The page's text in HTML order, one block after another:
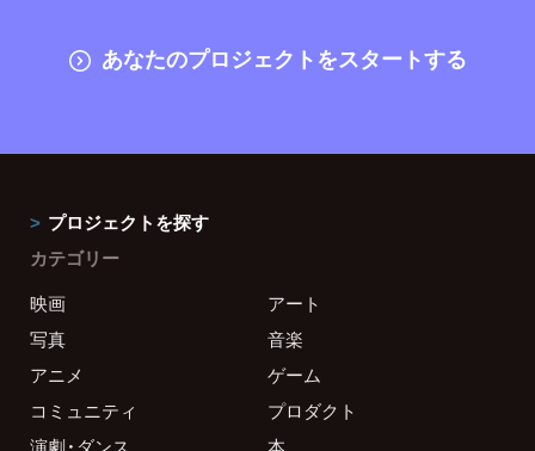
あなたのプロジェクトをスタートする
プロジェクトを探す
カテゴリー
映画
アート
写真
音楽
アニメ
ゲーム
コミュニティ
プロダクト
演劇・ダンス
本